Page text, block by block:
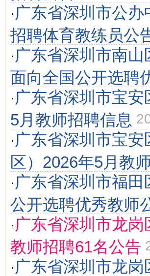
· 广东省深圳市公
招聘体育教练员公
· 广东省深圳市南
面向全国公开选聘
· 广东省深圳市宝
5月教师招聘信息
· 广东省深圳市宝
区）2026年5月教
· 广东省深圳市福
公开选聘优秀教师
· 广东省深圳市龙
教师招聘61名公告
· 广东省深圳市龙